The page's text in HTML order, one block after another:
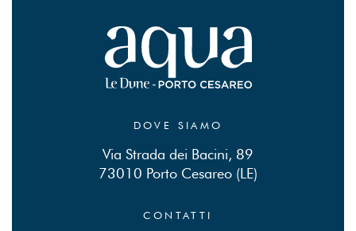
DOVE SIAMO
Via Strada dei Bacini, 89
73010 Porto Cesareo (LE)
CONTATTI